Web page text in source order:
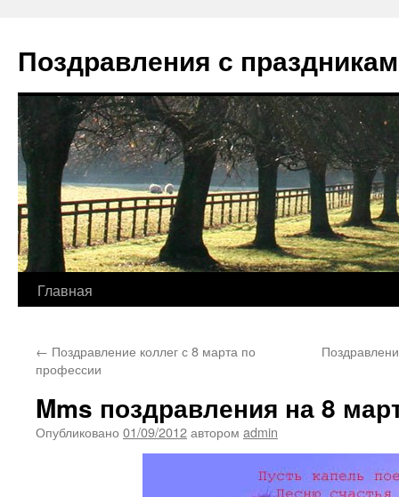
содержимому
Поздравления с
Главная
← Поздравление коллег с 8 марта по
профессии
Mms поздравления на 8
Опубликовано 01/09/2012автором admin